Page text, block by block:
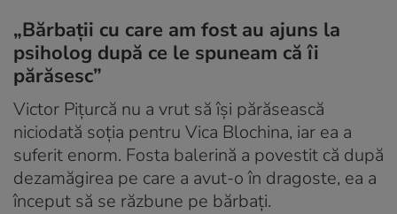
„Bărbații cu care am fost au ajuns la
psiholog după ce le spuneam că îi
părăsesc”
Victor Pițurcă nu a vrut să își părăsească
niciodată soția pentru Vica Blochina, iar ea a
suferit enorm. Fosta balerină a povestit că după
dezamăgirea pe care a avut-o în dragoste, ea a
început să se răzbune pe bărbați.